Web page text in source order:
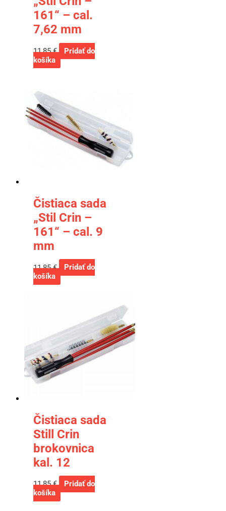
161“ – cal.
7,62 mm
11,85€
Pridať do
košíka
Čistiaca sada
„Stil Crin –
161“ – cal. 9
mm
11,85€
Pridať do
košíka
Čistiaca sada
Still Crin
brokovnica
kal. 12
11,85€
Pridať do
košíka